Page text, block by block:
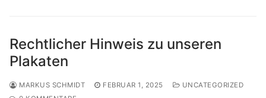
Rechtlicher Hinweis zu unseren
Plakaten
MARKUS SCHMIDT FEBRUAR 1, 2025
UNCATEGORIZED